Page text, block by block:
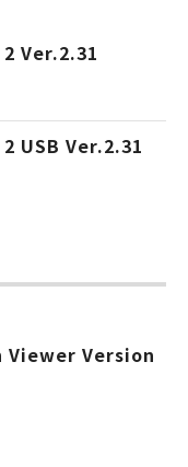
Ver.2.31
USB Ver.2.31
Viewer Version